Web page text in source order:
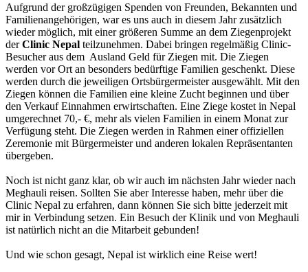
Aufgrund der großzügigen Spenden von Freunden, Bekannten und
Familienangehörigen, war es uns auch in diesem Jahr zusätzlich
wieder möglich, mit einer größeren Summe an dem Ziegenprojekt
derClinic Nepal teilzunehmen. Dabei bringen regelmäßig Clinic-
Besucher aus dem Ausland Geld für Ziegen mit. Die Ziegen
werden vor Ort an besonders bedürftige Familien geschenkt. Diese
werden durch die jeweiligen Ortsbürgermeister ausgewählt. Mit den
Ziegen können die Familien eine kleine Zucht beginnen und über
den Verkauf Einnahmen erwirtschaften. Eine Ziege kostet in Nepal
umgerechnet 70,- €, mehr als vielen Familien in einem Monat zur
Verfügung steht. Die Ziegen werden in Rahmen einer offiziellen
Zeremonie mit Bürgermeister und anderen lokalen Repräsentanten
übergeben.
Noch ist nicht ganz klar, ob wir auch im nächsten Jahr wieder nach
Meghauli reisen. Sollten Sie aber Interesse haben, mehr über die
Clinic Nepal zu erfahren, dann können Sie sich bitte jederzeit mit
mir in Verbindung setzen. Ein Besuch der Klinik und von Meghauli
ist natürlich nicht an die Mitarbeit gebunden!
Und wie schon gesagt, Nepal ist wirklich eine Reise wert!